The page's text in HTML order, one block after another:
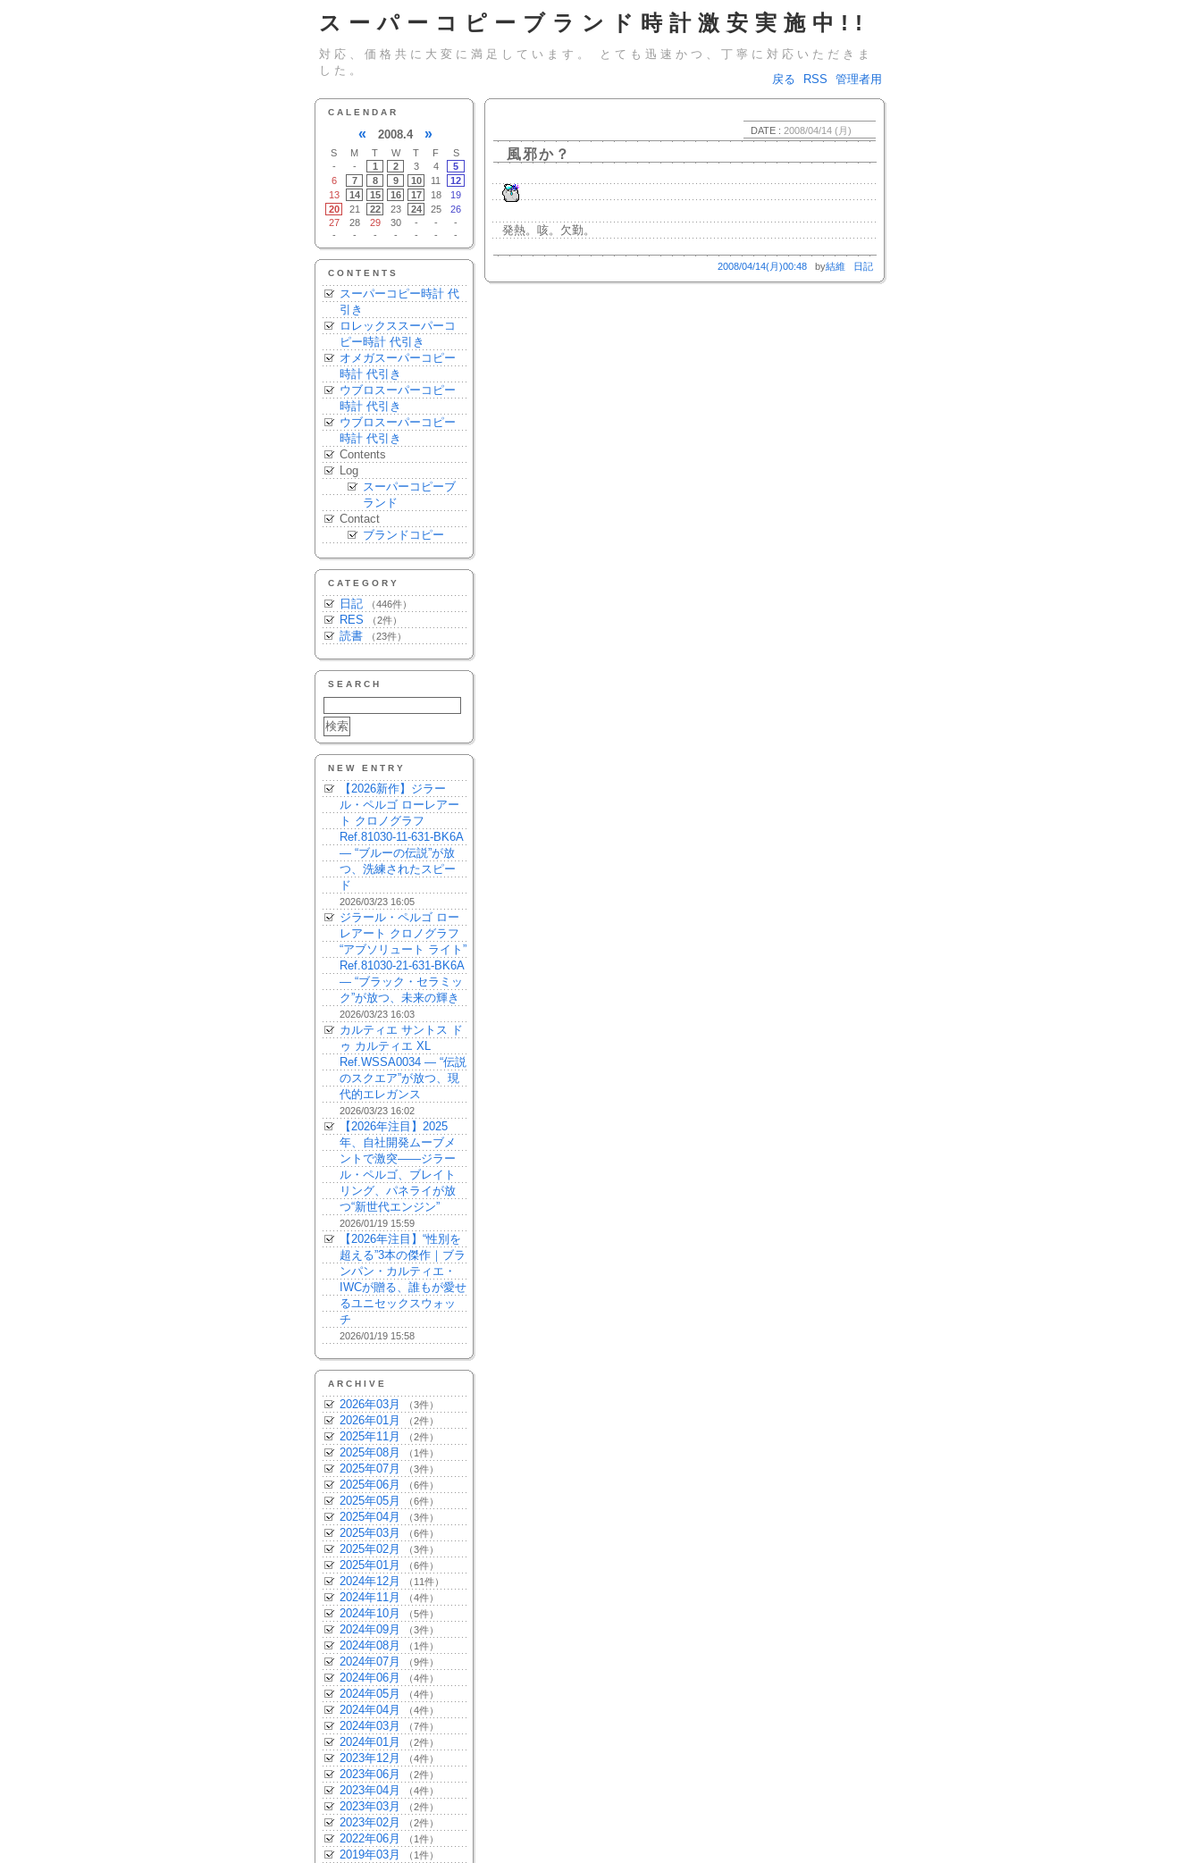
スーパーコピーブランド時計激安実施中!!
対応、価格共に大変に満足しています。 とても迅速かつ、丁寧に対応いただきま
した。
戻る RSS 管理者用
DATE : 2008/04/14 (月)
風邪か？
発熱。咳。欠勤。
2008/04/14(月)00:48 by結維 日記
CALENDAR
« 2008.4 »
S M T W T F
S
-
- 1 2 3 4
5
6
7 8 9 10 11
12
13
14 15 16 17 18
19
20
21 22 23 24 25
26
27
28 29 30 - -
-
-
- - - - - -
CONTENTS
スーパーコピー時計 代
引き
ロレックススーパーコ
ピー時計 代引き
オメガスーパーコピー
時計 代引き
ウブロスーパーコピー
時計 代引き
ウブロスーパーコピー
時計 代引き
Contents
Log
スーパーコピーブ
ランド
Contact
ブランドコピー
CATEGORY
日記 （446件）
RES （2件）
読書 （23件）
SEARCH
NEW ENTRY
【2026新作】ジラー
ル・ペルゴ ローレアー
ト クロノグラフ
Ref.81030-11-631-BK6A
— “ブルーの伝説”が放
つ、洗練されたスピー
ド
2026/03/23 16:05
ジラール・ペルゴ ロー
レアート クロノグラフ
“アブソリュート ライト”
Ref.81030-21-631-BK6A
— “ブラック・セラミッ
ク”が放つ、未来の輝き
2026/03/23 16:03
カルティエ サントス ド
ゥ カルティエ XL
Ref.WSSA0034 — “伝説
のスクエア”が放つ、現
代的エレガンス
2026/03/23 16:02
【2026年注目】2025
年、自社開発ムーブメ
ントで激突——ジラー
ル・ペルゴ、ブレイト
リング、パネライが放
つ“新世代エンジン”
2026/01/19 15:59
【2026年注目】“性別を
超える”3本の傑作｜ブラ
ンパン・カルティエ・
IWCが贈る、誰もが愛せ
るユニセックスウォッ
チ
2026/01/19 15:58
ARCHIVE
2026年03月 （3件）
2026年01月 （2件）
2025年11月 （2件）
2025年08月 （1件）
2025年07月 （3件）
2025年06月 （6件）
2025年05月 （6件）
2025年04月 （3件）
2025年03月 （6件）
2025年02月 （3件）
2025年01月 （6件）
2024年12月 （11件）
2024年11月 （4件）
2024年10月 （5件）
2024年09月 （3件）
2024年08月 （1件）
2024年07月 （9件）
2024年06月 （4件）
2024年05月 （4件）
2024年04月 （4件）
2024年03月 （7件）
2024年01月 （2件）
2023年12月 （4件）
2023年06月 （2件）
2023年04月 （4件）
2023年03月 （2件）
2023年02月 （2件）
2022年06月 （1件）
2019年03月 （1件）